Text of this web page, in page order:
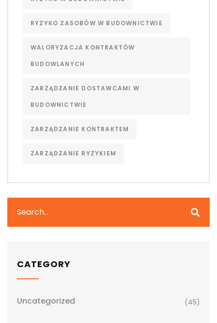
RYZYKO ZASOBÓW W BUDOWNICTWIE
WALORYZACJA KONTRAKTÓW
BUDOWLANYCH
ZARZĄDZANIE DOSTAWCAMI W
BUDOWNICTWIE
ZARZĄDZANIE KONTRAKTEM
ZARZĄDZANIE RYZYKIEM
CATEGORY
Uncategorized (45)